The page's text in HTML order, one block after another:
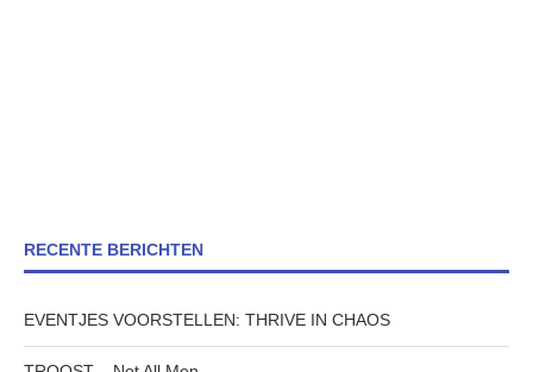
RECENTE BERICHTEN
EVENTJES VOORSTELLEN: THRIVE IN CHAOS